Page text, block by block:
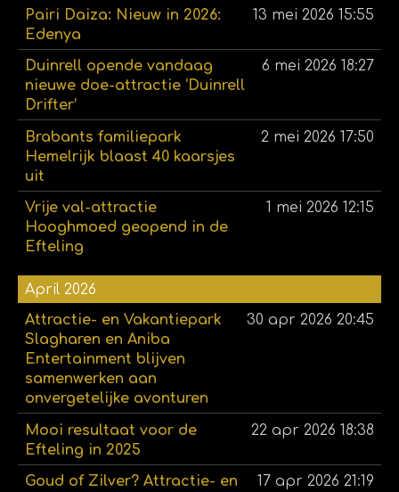
Pairi Daiza: Nieuw in 2026:
Edenya
13 mei 2026 15:55
Duinrell opende vandaag
nieuwe doe-attractie ‘Duinrell
Drifter’
6 mei 2026 18:27
Brabants familiepark
Hemelrijk blaast 40 kaarsjes
uit
2 mei 2026 17:50
Vrije val-attractie
Hooghmoed geopend in de
Efteling
1 mei 2026 12:15
April 2026
Attractie- en Vakantiepark
Slagharen en Aniba
Entertainment blijven
samenwerken aan
onvergetelijke avonturen
30 apr 2026 20:45
Mooi resultaat voor de
Efteling in 2025
22 apr 2026 18:38
Goud of Zilver? Attractie- en
17 apr 2026 21:19